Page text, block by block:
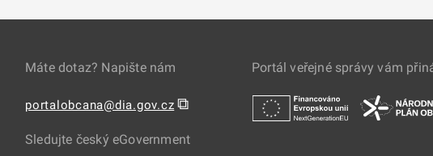
Máte dotaz? Napište nám
portalobcana@dia.gov.cz ⧉
Sledujte český eGovernment
Portál veřejné správy vám